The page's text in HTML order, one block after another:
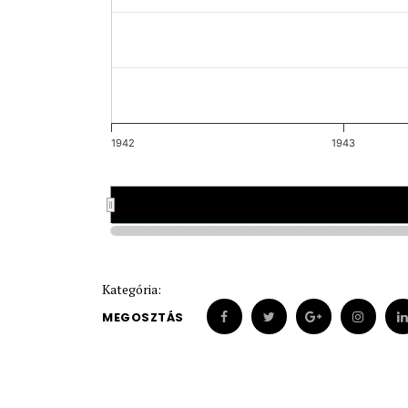
1942 1943
Kategória:
MEGOSZTÁS